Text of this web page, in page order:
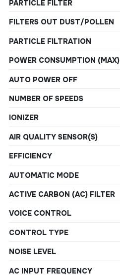
PARTICLE FILTER
FILTERS OUT DUST/POLLEN
PARTICLE FILTRATION
POWER CONSUMPTION (MAX)
AUTO POWER OFF
NUMBER OF SPEEDS
IONIZER
AIR QUALITY SENSOR(S)
EFFICIENCY
AUTOMATIC MODE
ACTIVE CARBON (AC) FILTER
VOICE CONTROL
CONTROL TYPE
NOISE LEVEL
AC INPUT FREQUENCY